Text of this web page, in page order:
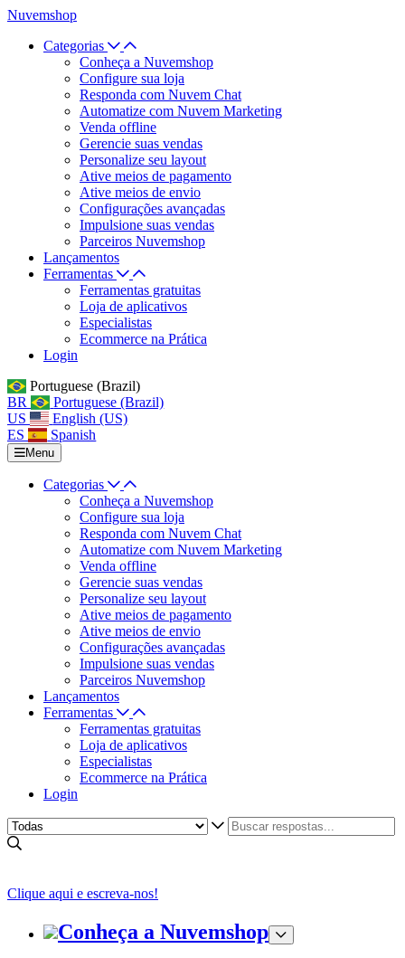
Nuvemshop
Categorias
Conheça a Nuvemshop
Configure sua loja
Responda com Nuvem Chat
Automatize com Nuvem Marketing
Venda offline
Gerencie suas vendas
Personalize seu layout
Ative meios de pagamento
Ative meios de envio
Configurações avançadas
Impulsione suas vendas
Parceiros Nuvemshop
Lançamentos
Ferramentas
Ferramentas gratuitas
Loja de aplicativos
Especialistas
Ecommerce na Prática
Login
Portuguese (Brazil)
BR
Portuguese (Brazil)
US
English (US)
ES
Spanish
Menu
Categorias
Conheça a Nuvemshop
Configure sua loja
Responda com Nuvem Chat
Automatize com Nuvem Marketing
Venda offline
Gerencie suas vendas
Personalize seu layout
Ative meios de pagamento
Ative meios de envio
Configurações avançadas
Impulsione suas vendas
Parceiros Nuvemshop
Lançamentos
Ferramentas
Ferramentas gratuitas
Loja de aplicativos
Especialistas
Ecommerce na Prática
Login
Clique aqui e escreva-nos!
Conheça a Nuvemshop